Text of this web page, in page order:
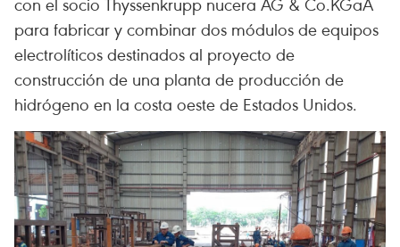
para fabricar y combinar dos módulos de equipos
electrolíticos destinados al proyecto de
construcción de una planta de producción de
hidrógeno en la costa oeste de Estados Unidos.